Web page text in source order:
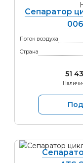
Сепаратор
Поток воздуха
Страна
51